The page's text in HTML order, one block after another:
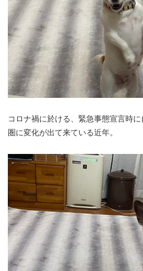
コロナ禍に於ける、緊急事態宣言時
圏に変化が出て来ている近年。